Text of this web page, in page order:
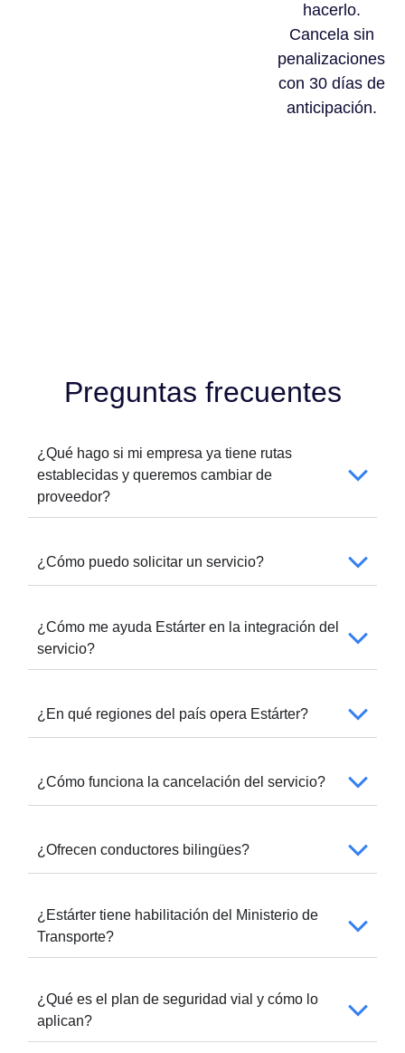
hacerlo.
Cancela sin
penalizaciones
con 30 días de
anticipación.
Preguntas frecuentes
¿Qué hago si mi empresa ya tiene rutas
establecidas y queremos cambiar de
proveedor?
¿Cómo puedo solicitar un servicio?
¿Cómo me ayuda Estárter en la integración del
servicio?
¿En qué regiones del país opera Estárter?
¿Cómo funciona la cancelación del servicio?
¿Ofrecen conductores bilingües?
¿Estárter tiene habilitación del Ministerio de
Transporte?
¿Qué es el plan de seguridad vial y cómo lo
aplican?